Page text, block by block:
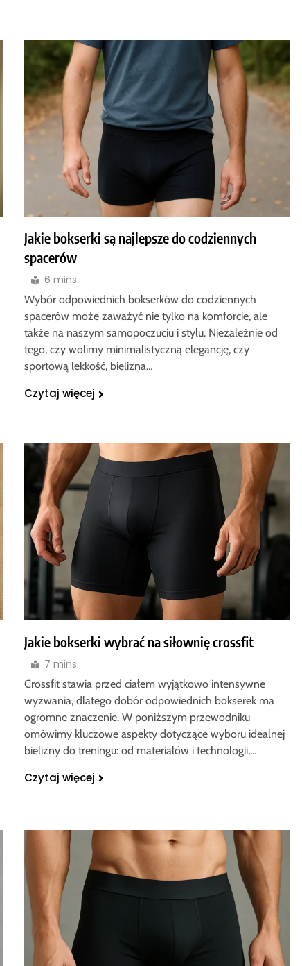
Jakie bokserki są najlepsze do codziennych
spacerów
6 mins
Wybór odpowiednich bokserków do codziennych
spacerów może zaważyć nie tylko na komforcie, ale
także na naszym samopoczuciu i stylu. Niezależnie od
tego, czy wolimy minimalistyczną elegancję, czy
sportową lekkość, bielizna…
Czytaj więcej
Jakie bokserki wybrać na siłownię crossfit
7 mins
Crossfit stawia przed ciałem wyjątkowo intensywne
wyzwania, dlatego dobór odpowiednich bokserek ma
ogromne znaczenie. W poniższym przewodniku
omówimy kluczowe aspekty dotyczące wyboru idealnej
bielizny do treningu: od materiałów i technologii,…
Czytaj więcej